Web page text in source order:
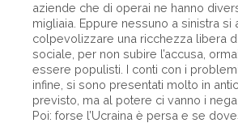
aziende che di operai ne hanno
migliaia. Eppure nessuno a sinistra si
colpevolizzare una ricchezza libera
sociale, per non subire l’accusa,
essere populisti. I conti con i
infine, si sono presentati molto in
previsto, ma al potere ci vanno i
Poi: forse l’Ucraina è persa e se